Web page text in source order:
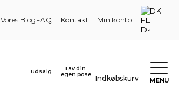
Vores BlogFAQ Kontakt Min konto
DK
Udsalg
Lav din
egen pose
Indkøbskurv MENU